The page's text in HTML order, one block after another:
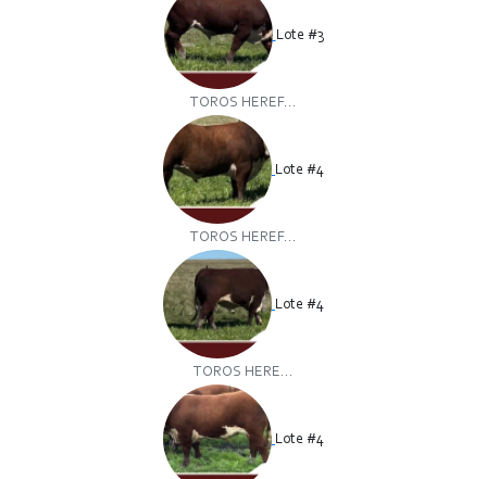
Lote #3
TOROS HEREF...
Lote #4
TOROS HEREF...
Lote #4
TOROS HERE...
Lote #4